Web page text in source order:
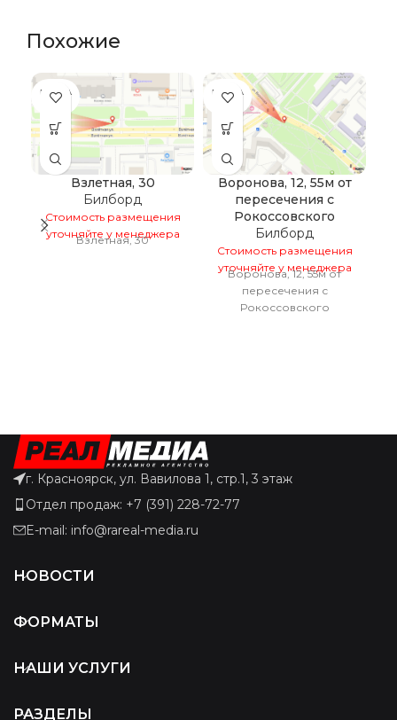
Похожие
ПРОДА
НО
Взлетная, 30
Билборд
Стоимость размещения
уточняйте у менеджера
Взлетная, 30
ПРОДА
НО
Воронова, 12, 55м от
пересечения с
Рокоссовского
Билборд
Стоимость размещения
уточняйте у менеджера
Воронова, 12, 55м от
пересечения с
Рокоссовского
г. Красноярск, ул. Вавилова 1, стр.1, 3 этаж
Отдел продаж: +7 (391) 228-72-77
E-mail: info@rareal-media.ru
НОВОСТИ
ФОРМАТЫ
НАШИ УСЛУГИ
РАЗДЕЛЫ